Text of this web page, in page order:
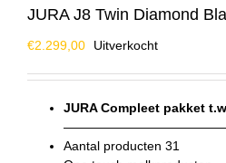
JURA J8 Twin Diamond
€2.299,00 Uitverkocht
JURA Compleet pakket
Aantal producten 31